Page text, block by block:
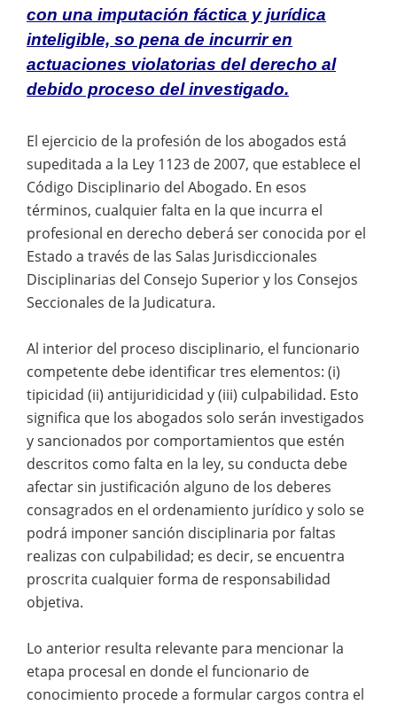
con una imputación fáctica y jurídica
inteligible, so pena de incurrir en
actuaciones violatorias del derecho al
debido proceso del investigado.
El ejercicio de la profesión de los abogados está
supeditada a la Ley 1123 de 2007, que establece el
Código Disciplinario del Abogado. En esos
términos, cualquier falta en la que incurra el
profesional en derecho deberá ser conocida por el
Estado a través de las Salas Jurisdiccionales
Disciplinarias del Consejo Superior y los Consejos
Seccionales de la Judicatura.
Al interior del proceso disciplinario, el funcionario
competente debe identificar tres elementos: (i)
tipicidad (ii) antijuridicidad y (iii) culpabilidad. Esto
significa que los abogados solo serán investigados
y sancionados por comportamientos que estén
descritos como falta en la ley, su conducta debe
afectar sin justificación alguno de los deberes
consagrados en el ordenamiento jurídico y solo se
podrá imponer sanción disciplinaria por faltas
realizas con culpabilidad; es decir, se encuentra
proscrita cualquier forma de responsabilidad
objetiva.
Lo anterior resulta relevante para mencionar la
etapa procesal en donde el funcionario de
conocimiento procede a formular cargos contra el